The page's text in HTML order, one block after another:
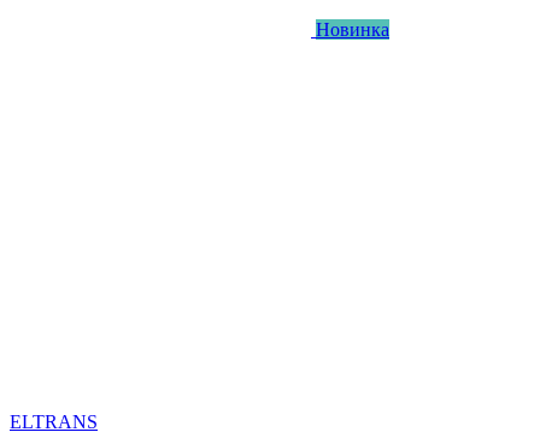
Новинка
ELTRANS